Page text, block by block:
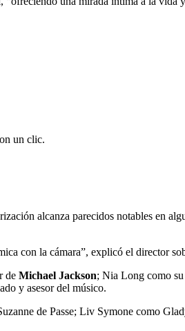
un clic.
alcanza parecidos notables en
con la cámara”, explicó el director
de Michael Jackson; Nia Long como
y asesor del músico.
de Passe; Liv Symone como